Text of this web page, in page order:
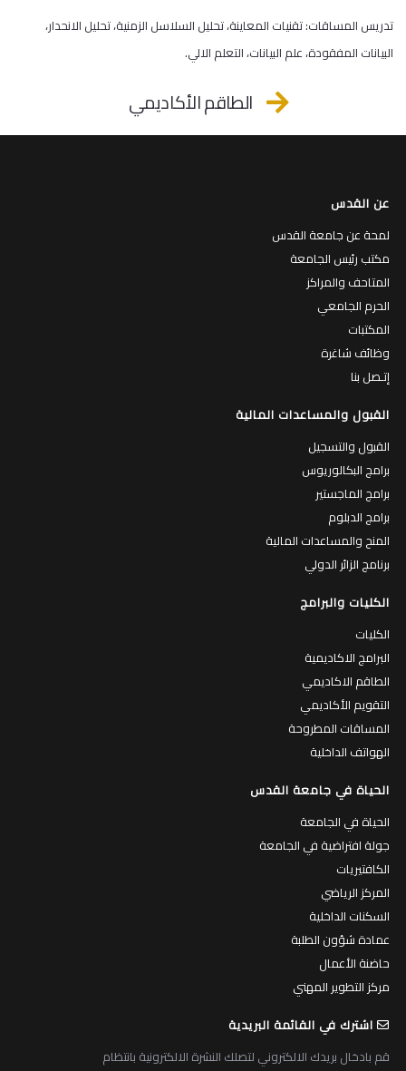
تدريس المساقات: تقنيات المعاينة، تحليل السلاسل الزمنية، تحليل الانحدار،
البيانات المفقودة، علم البيانات، التعلم الالي.
الطاقم الأكاديمي
عن القدس
لمحة عن جامعة القدس
مكتب رئيس الجامعة
المتاحف والمراكز
الحرم الجامعي
المكتبات
وظائف شاغرة
إتـصل بنا
القبول والمساعدات المالية
القبول والتسجيل
برامج البكالوريوس
برامج الماجستير
برامج الدبلوم
المنح والمساعدات المالية
برنامج الزائر الدولي
الكليات والبرامج
الكليات
البرامج الاكاديمية
الطاقم الاكاديمي
التقويم الأكاديمي
المساقات المطروحة
الهواتف الداخلية
الحياة في جامعة القدس
الحياة في الجامعة
جولة افتراضية في الجامعة
الكافتيريات
المركز الرياضي
السكنات الداخلية
عمادة شؤون الطلبة
حاضنة الأعمال
مركز التطوير المهني
اشترك في القائمة البريدية
قم بادخال بريدك الالكتروني لتصلك النشرة الالكترونية بانتظام